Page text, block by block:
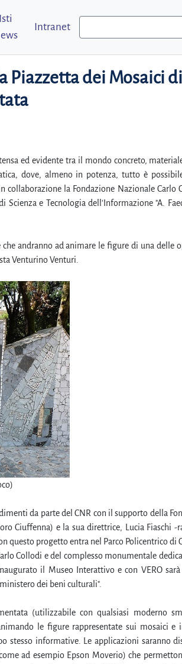
Isti
Intranet
Piazzetta dei Mosaici
ed evidente tra il mondo concreto,
dove, almeno in potenza, tutto è
la Fondazione Nazionale Carlo
e Tecnologia dell'Informazione "A.
andranno ad animare le figure di una delle
Venturino Venturi.
da parte del CNR con il supporto della
Ciuffenna) e la sua direttrice, Lucia Fiaschi -
questo progetto entra nel Parco Policentrico
Collodi e del complesso monumentale
il Museo Interattivo e con VERO
dei beni culturali".
(utilizzabile con qualsiasi moderno
le figure rappresentate sui mosaici e
stesso informative. Le applicazioni saranno
ad esempio Epson Moverio) che